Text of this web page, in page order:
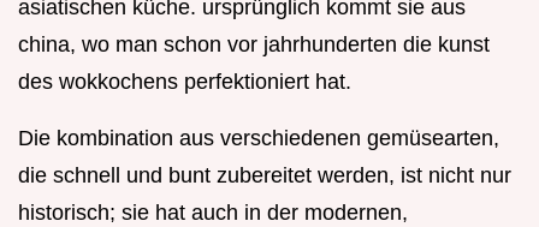
asiatischen küche. ursprünglich kommt sie aus
china, wo man schon vor jahrhunderten die kunst
des wokkochens perfektioniert hat.
Die kombination aus verschiedenen gemüsearten,
die schnell und bunt zubereitet werden, ist nicht nur
historisch; sie hat auch in der modernen,